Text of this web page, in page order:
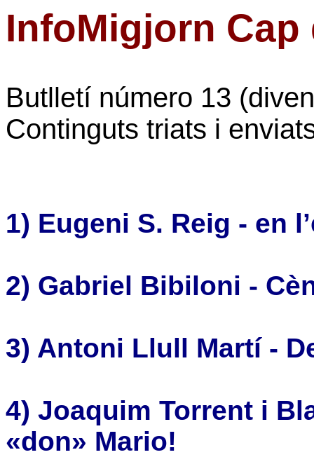
InfoMigjorn Cap
Butlletí número 13
Continguts triats i
1) Eugeni S. Reig - en
2) Gabriel Bibiloni -
3) Antoni Llull Martí -
4) Joaquim Torrent i
«don» Mario!